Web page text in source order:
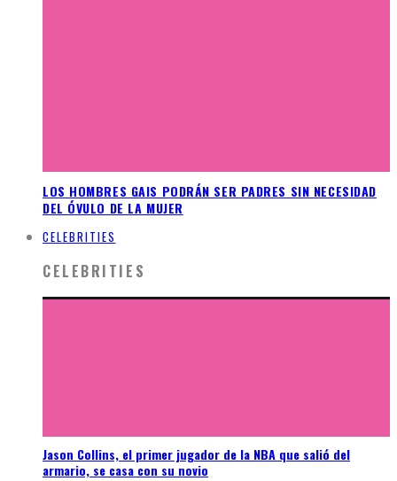
LOS HOMBRES GAIS PODRÁN SER PADRES SIN NECESIDAD
DEL ÓVULO DE LA MUJER
CELEBRITIES
CELEBRITIES
Jason Collins, el primer jugador de la NBA que salió del
armario, se casa con su novio